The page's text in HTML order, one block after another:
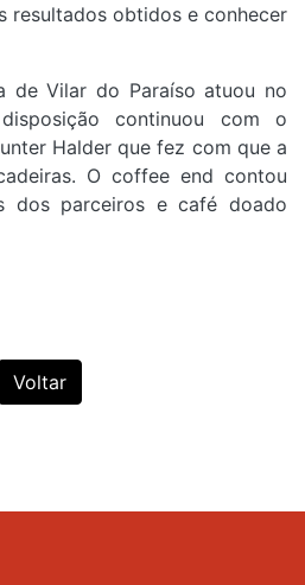
resultados obtidos e conhecer
de Vilar do Paraíso atuou no
continuou com o
Halder que fez com que a
O coffee end contou
dos parceiros e café doado
Voltar